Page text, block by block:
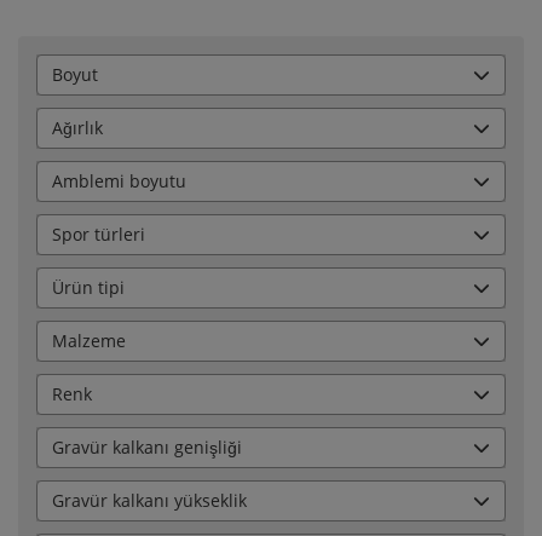
Boyut
Ağırlık
Amblemi boyutu
Spor türleri
Ürün tipi
Malzeme
Renk
Gravür kalkanı genişliği
Gravür kalkanı yükseklik